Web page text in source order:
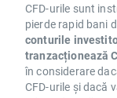
CFD-urile sunt
pierde rapid bani
conturile
tranzacționează
în considerare
CFD-urile și dacă